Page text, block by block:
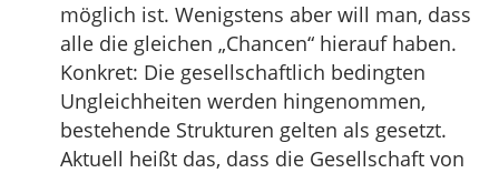
möglich ist. Wenigstens aber will man, dass
alle die gleichen „Chancen“ hierauf haben.
Konkret: Die gesellschaftlich bedingten
Ungleichheiten werden hingenommen,
bestehende Strukturen gelten als gesetzt.
Aktuell heißt das, dass die Gesellschaft von